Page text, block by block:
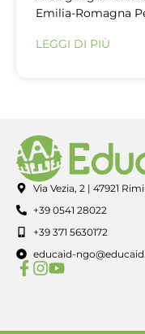
Emilia-Romagna
LEGGI DI PIÙ
Via Vezia, 2 | 47921
+39 0541 28022
+39 371 5630172
educaid-